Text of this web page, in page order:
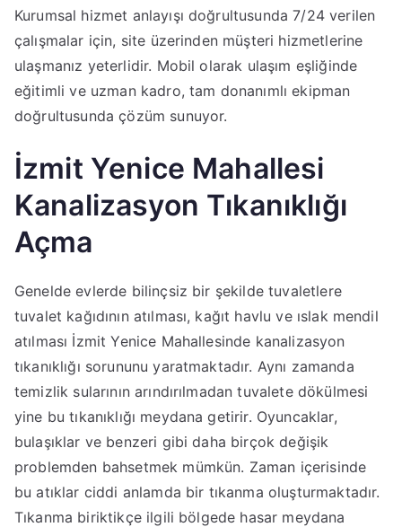
Kurumsal hizmet anlayışı doğrultusunda 7/24 verilen
çalışmalar için, site üzerinden müşteri hizmetlerine
ulaşmanız yeterlidir. Mobil olarak ulaşım eşliğinde
eğitimli ve uzman kadro, tam donanımlı ekipman
doğrultusunda çözüm sunuyor.
İzmit Yenice Mahallesi
Kanalizasyon Tıkanıklığı
Açma
Genelde evlerde bilinçsiz bir şekilde tuvaletlere
tuvalet kağıdının atılması, kağıt havlu ve ıslak mendil
atılması İzmit Yenice Mahallesinde kanalizasyon
tıkanıklığı sorununu yaratmaktadır. Aynı zamanda
temizlik sularının arındırılmadan tuvalete dökülmesi
yine bu tıkanıklığı meydana getirir. Oyuncaklar,
bulaşıklar ve benzeri gibi daha birçok değişik
problemden bahsetmek mümkün. Zaman içerisinde
bu atıklar ciddi anlamda bir tıkanma oluşturmaktadır.
Tıkanma biriktikçe ilgili bölgede hasar meydana